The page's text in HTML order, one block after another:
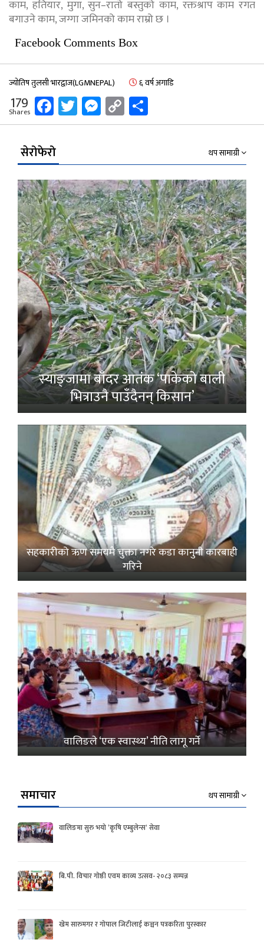
काम, हतियार, मुगा, सुन–रातो बस्तुको काम, रक्तश्राप काम रगत
बगाउने काम, जग्गा जमिनको काम राम्रो छ ।
Facebook Comments Box
ज्योतिष तुलसी भारद्वाज(LGMNEPAL) ६ वर्ष अगाडि
179
Shares Facebook
Twitter
Messenger
Copy
Link
सेरोफेरो थप सामाग्री
स्याङ्जामा बाँदर आतंक ‘पाकेको बाली
भित्राउनै पाउँदैनन् किसान’
सहकारीको ऋण समयमै चुक्ता नगरे कडा कानुनी कारबाही
गरिने
वालिङले ‘एक स्वास्थ्य’ नीति लागू गर्ने
समाचार थप सामाग्री
वालिङमा सुरु भयो ‘कृषि एम्बुलेन्स’ सेवा
बि.पी. विचार गोष्ठी एवम काव्य उत्सव- २०८३ सम्पन्न
खेम सारुमगर र गोपाल जिटीलाई कञ्चन पत्रकरिता पुरस्कार